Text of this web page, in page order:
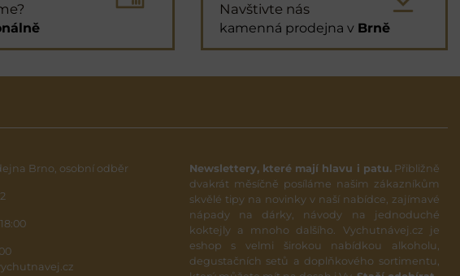
Navštivte nás
kamenná prodejna v Brně
Brno, osobní odběr Newslettery, které mají hlavu i patu.Přibližně
dvakrát měsíčně posíláme našim zákazníkům
skvělé tipy na novinky v naší nabídce, zajímavé
nápady na dárky, návody na jednoduché
koktejly a mnoho dalšího. Vychutnávej.cz je
eshop s velmi širokou nabídkou alkoholu,
degustačních setů a doplňkového sortimentu,